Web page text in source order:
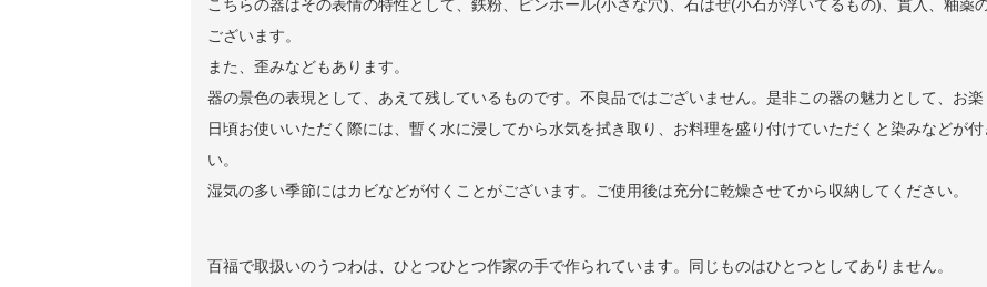
こちらの器はその表情の特性として、鉄粉、ピンホール(小さな穴)、石はぜ(小石が浮いてるもの)、貫入、釉薬
ございます。
また、歪みなどもあります。
器の景色の表現として、あえて残しているものです。不良品ではございません。是非この器の魅力として、お楽
日頃お使いいただく際には、暫く水に浸してから水気を拭き取り、お料理を盛り付けていただくと染みなどが
い。
湿気の多い季節にはカビなどが付くことがございます。ご使用後は充分に乾燥させてから収納してください。
百福で取扱いのうつわは、ひとつひとつ作家の手で作られています。同じものはひとつとしてありません。